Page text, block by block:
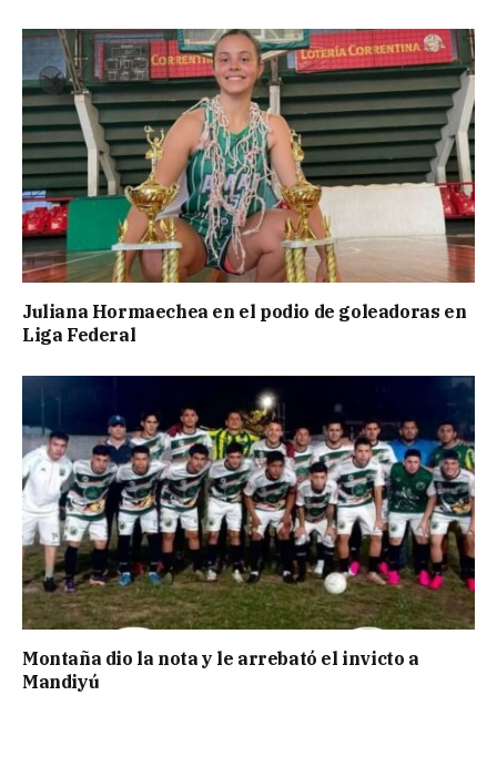
Juliana Hormaechea en el podio de goleadoras en
Liga Federal
Montaña dio la nota y le arrebató el invicto a
Mandiyú